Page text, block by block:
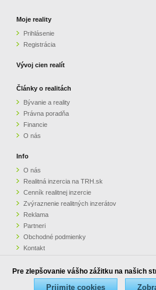
Moje reality
Prihlásenie
Registrácia
Vývoj cien realít
Články o realitách
Bývanie a reality
Právna poradňa
Financie
O nás
Info
O nás
Realitná inzercia na TRH.sk
Cenník realitnej inzercie
Zvýraznenie realitných inzerátov
Reklama
Partneri
Obchodné podmienky
Kontakt
Pre zlepšovanie vášho zážitku na našich